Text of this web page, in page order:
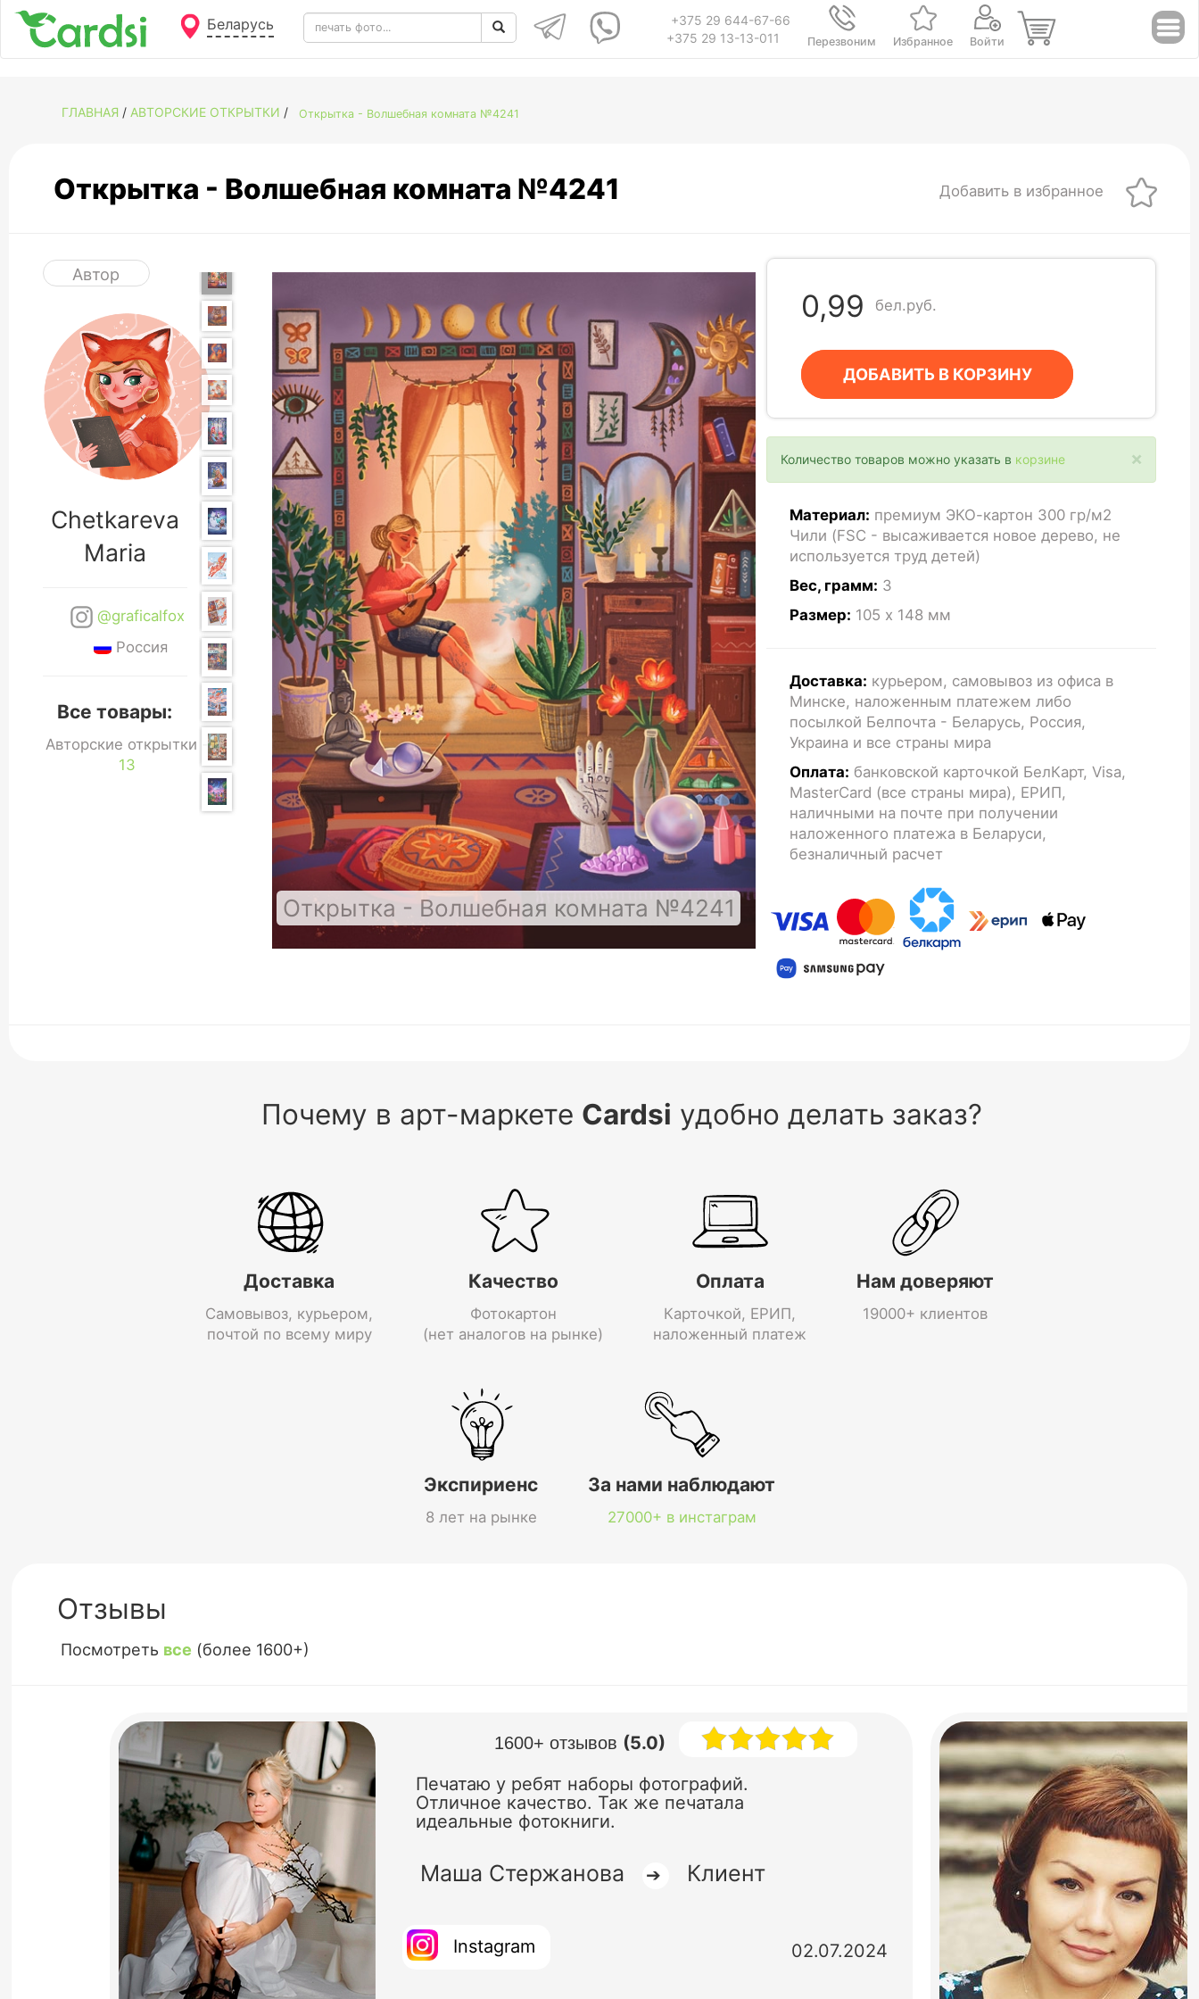
Беларусь
+375 29 644-67-66
+375 29 13-13-011
Перезвоним Избранное Войти
ГЛАВНАЯ / АВТОРСКИЕ ОТКРЫТКИ / Открытка - Волшебная комната №4241
Открытка - Волшебная комната №4241 Добавить в избранное
Автор
Chetkareva
Maria
@graficalfox
Россия
Все товары:
Авторские открытки -
13
Открытка - Волшебная комната №4241
0,99 бел.руб.
ДОБАВИТЬ В КОРЗИНУ
×
Количество товаров можно указать в корзине
Материал: премиум ЭКО-картон 300 гр/м2
Чили (FSC - высаживается новое дерево, не
используется труд детей)
Вес, грамм: 3
Размер: 105 x 148 мм
Доставка: курьером, самовывоз из офиса в
Минске, наложенным платежем либо
посылкой Белпочта - Беларусь, Россия,
Украина и все страны мира
Оплата: банковской карточкой БелКарт, Visa,
MasterCard (все страны мира), ЕРИП,
наличными на почте при получении
наложенного платежа в Беларуси,
безналичный расчет
Почему в арт-маркете Cardsi удобно делать заказ?
Доставка
Самовывоз, курьером,
почтой по всему миру
Качество
Фотокартон
(нет аналогов на рынке)
Оплата
Карточкой, ЕРИП,
наложенный платеж
Нам доверяют
19000+ клиентов
Экспириенс
8 лет на рынке
За нами наблюдают
27000+ в инстаграм
Отзывы
Посмотреть все (более 1600+)
1600+ отзывов (5.0)
Печатаю у ребят наборы фотографий.
Отличное качество. Так же печатала
идеальные фотокниги.
Маша Стержанова ➔ Клиент
Instagram 02.07.2024